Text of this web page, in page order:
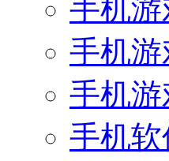
手机
手机游
手机
手机软